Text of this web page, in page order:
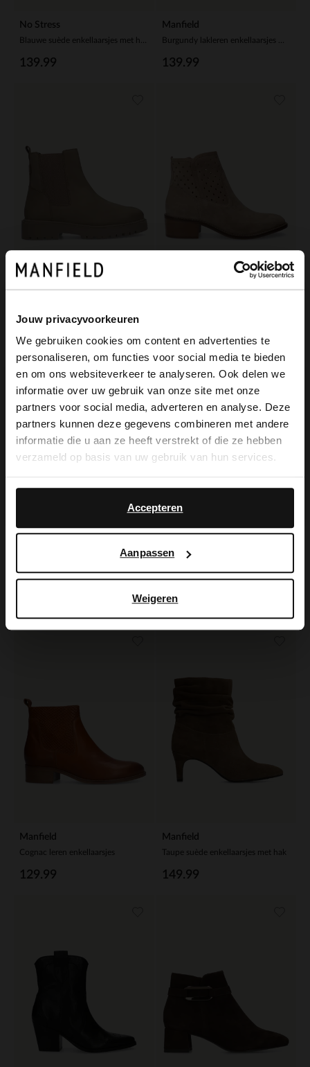
Jouw privacyvoorkeuren
We gebruiken cookies om content en advertenties te
personaliseren, om functies voor social media te bieden
en om ons websiteverkeer te analyseren. Ook delen we
informatie over uw gebruik van onze site met onze
partners voor social media, adverteren en analyse. Deze
partners kunnen deze gegevens combineren met andere
informatie die u aan ze heeft verstrekt of die ze hebben
verzameld op basis van uw gebruik van hun services.
Accepteren
Aanpassen
Weigeren
No Stress
139.99
Manfield
139.99
Beige suède enkellaarsjes met studs Zwarte leren laarsjes met gesp
75.00
-50%
Manfield
Cognac leren enkellaarsjes
129.99
Manfield
Taupe suède enkellaarsjes met hak
149.99
×
View this website in English?
It looks like your language isn't Dutch. Would
you like to switch to English?
English